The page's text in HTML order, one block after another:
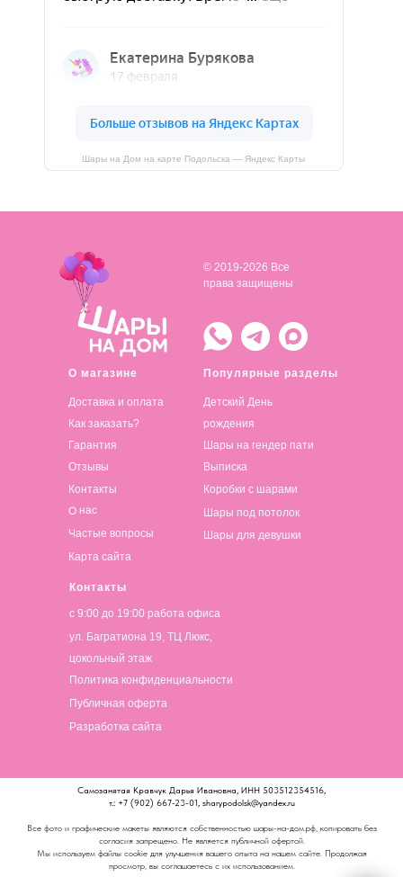
Шары на Дом на карте Подольска — Яндекс Карты
О магазине
Доставка и оплата
Популярные разделы
Детский День
рождения
Контакты
© 2019-2026 Все
права защищены
Как заказать?
Гарантия
Отзывы
Контакты
О нас
Частые вопросы
Карта сайта
Шары на гендер пати
Выписка
Коробки с шарами
Шары под потолок
Шары для девушки
с 9:00 до 19:00 работа офиса
ул. Багратиона 19, ТЦ Люкс,
цокольный этаж
Политика конфиденциальности
Публичная оферта
Разработка сайта
Самозанятая Кравчук Дарья Ивановна, ИНН 503512354516,
т.: +7 (902) 667-23-01, sharypodolsk@yandex.ru
Все фото и графические макеты являются собственностью шары-на-дом.рф, копировать без
согласия запрещено. Не является публичной офертой.
Мы используем файлы cookie для улучшения вашего опыта на нашем сайте. Продолжая
просмотр, вы соглашаетесь с их использованием.